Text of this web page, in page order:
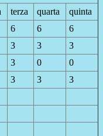
terza quarta
quinta
6 6
6
3 3
3
3 0
0
3 3
3